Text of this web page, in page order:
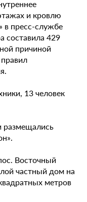
и кровлю
в пресс-службе
составила 429
причиной
13 человек
размещались
Восточный
частный дом на
метров